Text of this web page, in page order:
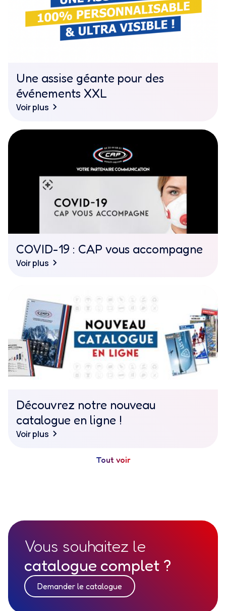
Une assise géante pour des
événements XXL
Voir plus
COVID-19 : CAP vous accompagne
Voir plus
Découvrez notre nouveau
catalogue en ligne !
Voir plus
Tout voir
Vous souhaitez le
catalogue complet ?
Demander le catalogue